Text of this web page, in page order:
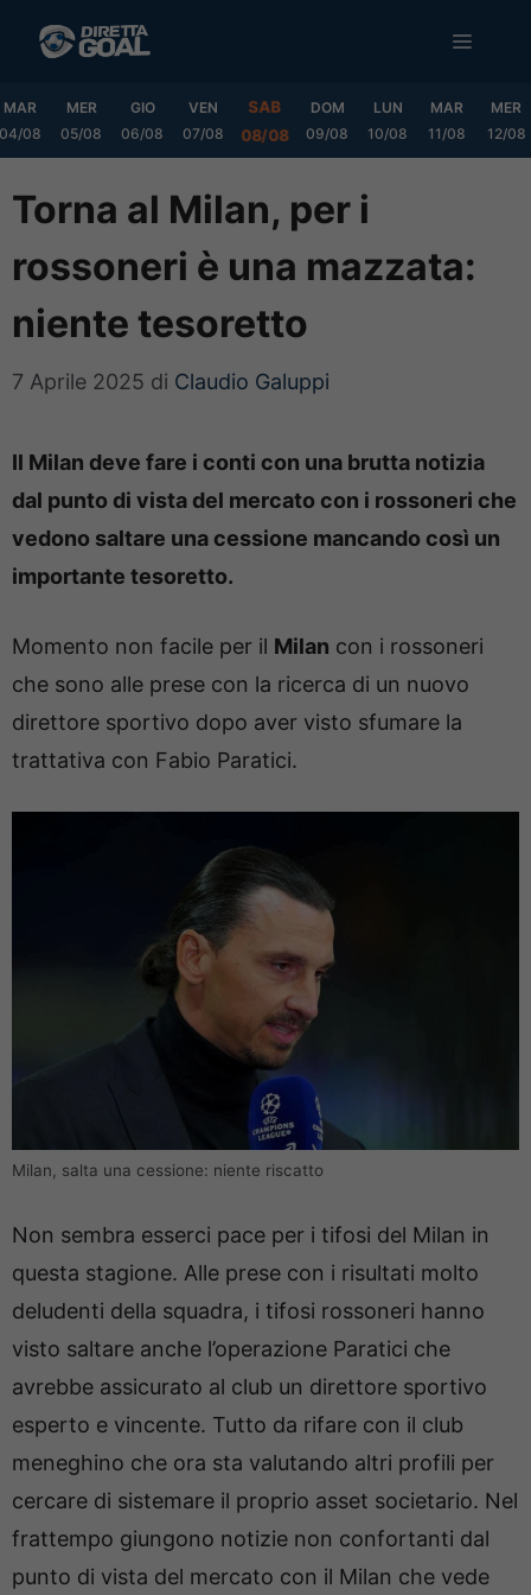
MENU
MAR
04/08
MER
05/08
GIO
06/08
VEN
07/08
SAB
08/08
DOM
09/08
LUN
10/08
MAR
11/08
MER
12/08
Torna al Milan, per i
rossoneri è una mazzata:
niente tesoretto
7 Aprile 2025 di Claudio Galuppi
Il Milan deve fare i conti con una brutta notizia
dal punto di vista del mercato con i rossoneri che
vedono saltare una cessione mancando così un
importante tesoretto.
Momento non facile per il Milan con i rossoneri
che sono alle prese con la ricerca di un nuovo
direttore sportivo dopo aver visto sfumare la
trattativa con Fabio Paratici.
Milan, salta una cessione: niente riscatto
Non sembra esserci pace per i tifosi del Milan in
questa stagione. Alle prese con i risultati molto
deludenti della squadra, i tifosi rossoneri hanno
visto saltare anche l’operazione Paratici che
avrebbe assicurato al club un direttore sportivo
esperto e vincente. Tutto da rifare con il club
meneghino che ora sta valutando altri profili per
cercare di sistemare il proprio asset societario. Nel
frattempo giungono notizie non confortanti dal
punto di vista del mercato con il Milan che vede